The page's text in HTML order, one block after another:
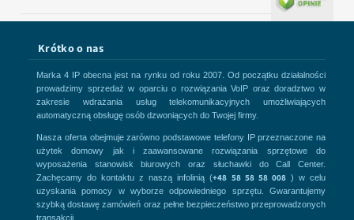
Krótko o nas
Marka 4 IP obecna jest na rynku od roku 2007. Od początku działalności
prowadzimy sprzedaż w oparciu o rozwiązania VoIP oraz doradztwo w
zakresie wdrażania usług telekomunikacyjnych umożliwiających
automatyczną obsługę osób dzwoniących do Twojej firmy.
Nasza oferta obejmuje zarówno podstawowe telefony IP przeznaczone na
użytek domowy jak i zaawansowane rozwiązania sprzętowe do
wyposażenia stanowisk biurowych oraz słuchawki do Call Center.
Zachęcamy do kontaktu z naszą infolinią (+48 58 58 58 008) w celu
uzyskania pomocy w wyborze odpowiedniego sprzętu. Gwarantujemy
szybką dostawę zamówień oraz pełne bezpieczeństwo przeprowadzonych
transakcji.